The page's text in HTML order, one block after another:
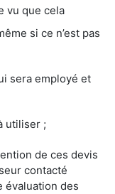
vu que cela
si ce n’est pas
sera employé et
utiliser ;
de ces devis
contacté
évaluation des